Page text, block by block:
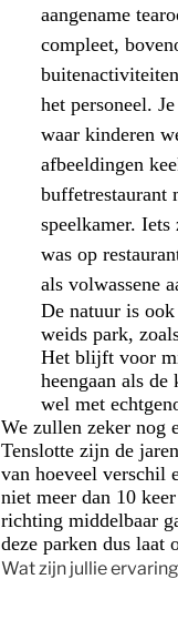
aangename
compleet,
het personeel.
waar kinderen
afbeeldingen
buffetrestaurant
speelkamer.
was op
als volwassene
De natuur is
weids park,
Het blijft voor
heengaan als
wel met
We zullen zeker nog
Tenslotte zijn de
van hoeveel verschil
niet meer dan 10
richting middelbaar
deze parken dus laat
Wat zijn jullie